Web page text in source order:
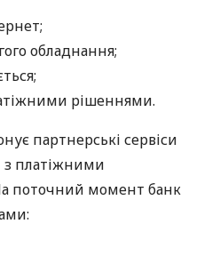
обладнання;
рішеннями.
партнерські сервіси
з платіжними
поточний момент банк